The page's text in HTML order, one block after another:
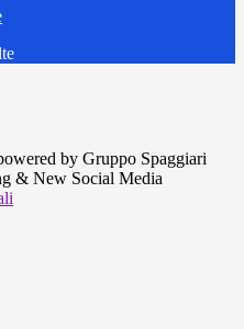
by Gruppo Spaggiari
& New Social Media